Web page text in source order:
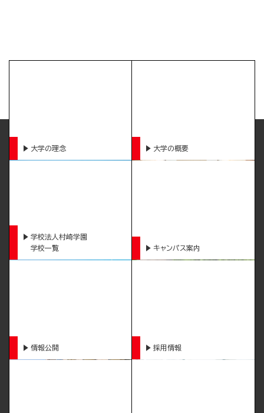
大学の理念 大学の概要
学校法人村崎学園
学校一覧
キャンパス案内
情報公開 採用情報